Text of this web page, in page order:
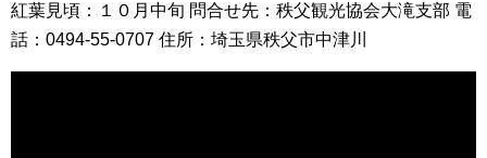
紅葉見頃：１０月中旬 問合せ先：秩父観光協会大滝支部 電
話：0494-55-0707 住所：埼玉県秩父市中津川